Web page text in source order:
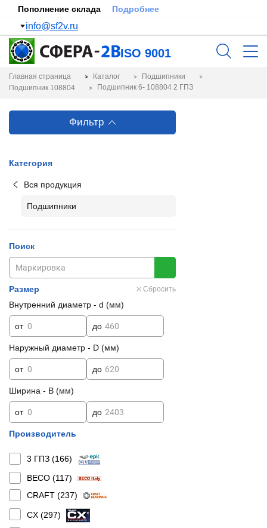
Пополнение склада Подробнее
info@sf2v.ru
ISO 9001
Главная страница Каталог
Подшипники
Подшипник 108804
Подшипник 6- 108804 2 ГПЗ
Фильтр
Категория
Вся продукция
Подшипники
Поиск
Размер Сбросить
Внутренний диаметр - d (мм)
от до
Наружный диаметр - D (мм)
от до
Ширина - B (мм)
от до
Производитель
3 ГПЗ (166)
BECO (117)
CRAFT (237)
CX (297)